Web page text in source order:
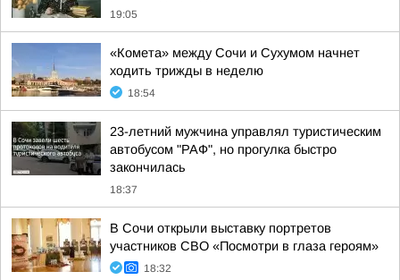
19:05
«Комета» между Сочи и Сухумом начнет
ходить трижды в неделю
18:54
23-летний мужчина управлял туристическим
автобусом "РАФ", но прогулка быстро
закончилась
18:37
В Сочи открыли выставку портретов
участников СВО «Посмотри в глаза героям»
18:32